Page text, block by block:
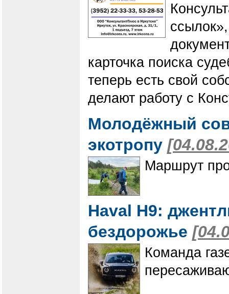
карточка поиска
теперь есть свой
делают работу с
Молодёжный
экотропу
Маршрут
Haval H9:
бездорожье
Команда